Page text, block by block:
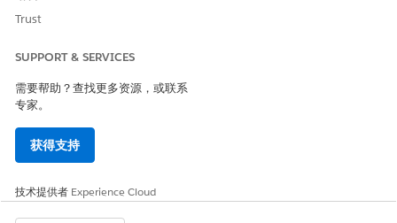
Trust
SUPPORT & SERVICES
需要帮助？查找更多资源，或联系
专家。
获得支持
技术提供者 Experience Cloud